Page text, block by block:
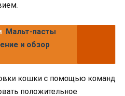
Мальт-пасты
и обзор
кошки с помощью команд
положительное